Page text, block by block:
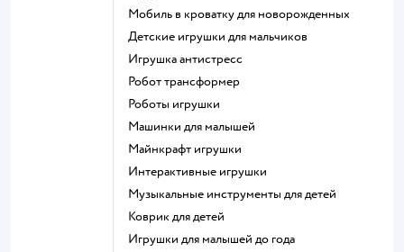
Мобиль в кроватку для новорожденных
Детские игрушки для мальчиков
Игрушка антистресс
Робот трансформер
Роботы игрушки
Машинки для малышей
Майнкрафт игрушки
Интерактивные игрушки
Музыкальные инструменты для детей
Коврик для детей
Игрушки для малышей до года